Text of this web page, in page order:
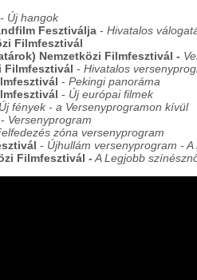
- Új hangok
Fesztiválja - Hivatalos
Filmfesztivál
Nemzetközi Filmfesztivál -
Filmfesztivál - Hivatalos
- Pekingi panoráma
- Új európai filmek
Új fények - a Versenyprogramon kívül
- Versenyprogram
zóna versenyprogram
- Újhullám versenyprogram -
Filmfesztivál -A Legjobb